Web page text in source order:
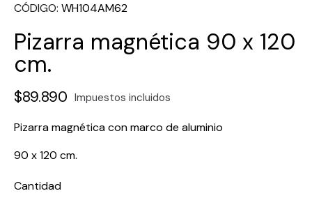
CÓDIGO WH104AM62
Pizarra magnética 90 x 120
cm.
$89.890 Impuestos incluidos
Pizarra magnética con marco de aluminio
90 x 120 cm.
Cantidad